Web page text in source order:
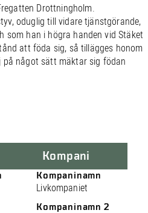
Drottningholm.
oduglig till vidare tjänstgörande,
som han i högra handen vid Stäket
att föda sig, så tillägges honom
på något sätt mäktar sig födan
Kompani
Kompaninamn
Livkompaniet
Kompaninamn 2